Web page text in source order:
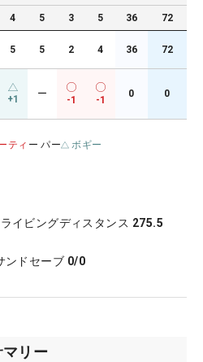
4 5 3 5 36 72
5 5 2 4 36 72
+1 ー
-1 -1
0 0
ティ ー パー ボギー
ライビングディスタンス 275.5
ンドセーブ 0/0
リー